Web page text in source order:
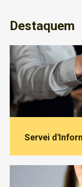
Destaquem
Servei